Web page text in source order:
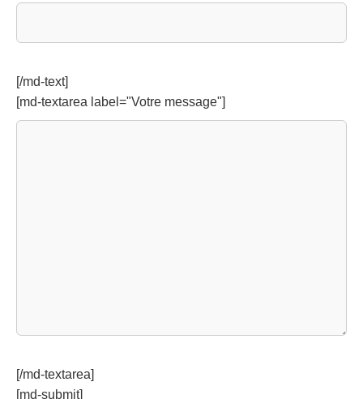
[/md-text]
[md-textarea label="Votre message"]
[/md-textarea]
[md-submit]